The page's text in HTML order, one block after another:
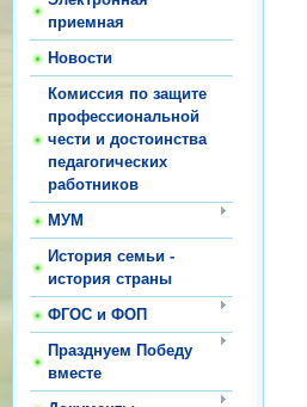
приемная
Новости
Комиссия по защите
профессиональной
чести и достоинства
педагогических
работников
МУМ
История семьи -
история страны
ФГОС и ФОП
Празднуем Победу
вместе